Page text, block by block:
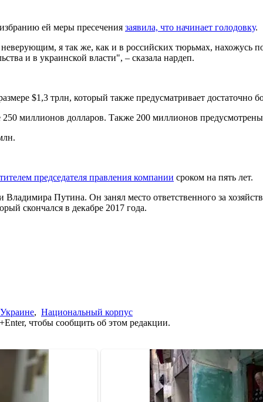
ей меры пресечения заявила, что начинает голодовку.
я так же, как и в российских тюрьмах, нахожусь
и в украинской власти", – сказала нардеп.
$1,3 трлн, который также предусматривает
миллионов долларов. Также 200 миллионов
председателя правления компании сроком на пять лет.
Путина. Он занял место ответственного за
скончался в декабре 2017 года.
, Национальный корпус
чтобы сообщить об этом редакции.